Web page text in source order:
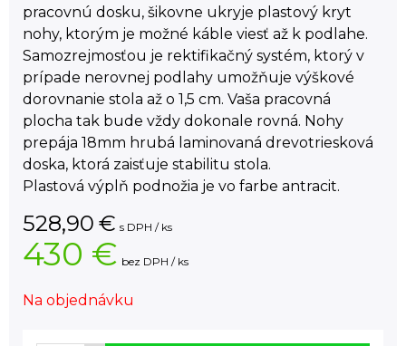
pracovnú dosku, šikovne ukryje plastový kryt
nohy, ktorým je možné káble viesť až k podlahe.
Samozrejmosťou je rektifikačný systém, ktorý v
prípade nerovnej podlahy umožňuje výškové
dorovnanie stola až o 1,5 cm. Vaša pracovná
plocha tak bude vždy dokonale rovná. Nohy
prepája 18mm hrubá laminovaná drevotriesková
doska, ktorá zaisťuje stabilitu stola.
Plastová výplň podnožia je vo farbe antracit.
528,90 € s DPH / ks
430 € bez DPH / ks
Na objednávku